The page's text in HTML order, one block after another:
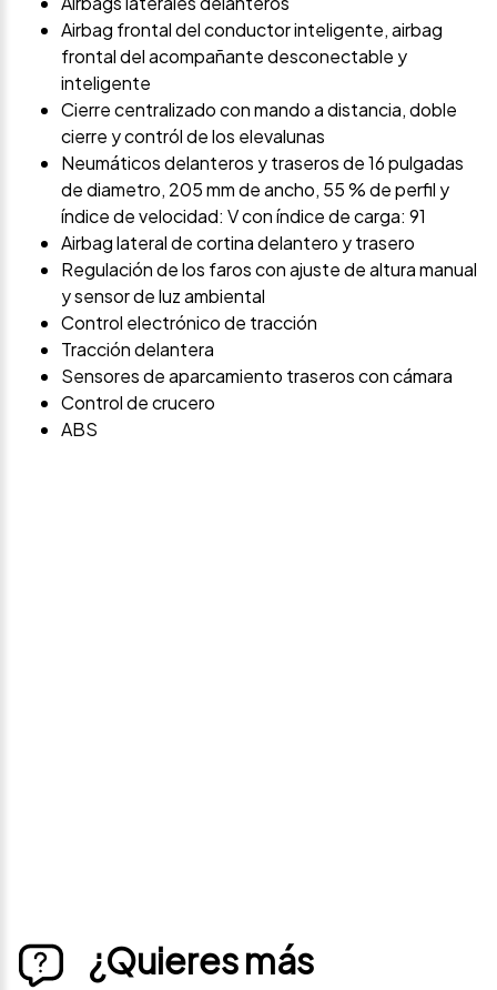
Airbag frontal del conductor inteligente, airbag
frontal del acompañante desconectable y
inteligente
Cierre centralizado con mando a distancia, doble
cierre y contról de los elevalunas
Neumáticos delanteros y traseros de 16 pulgadas
de diametro, 205 mm de ancho, 55 % de perfil y
índice de velocidad: V con índice de carga: 91
Airbag lateral de cortina delantero y trasero
Regulación de los faros con ajuste de altura manual
y sensor de luz ambiental
Control electrónico de tracción
Tracción delantera
Sensores de aparcamiento traseros con cámara
Control de crucero
ABS
¿Quieres más